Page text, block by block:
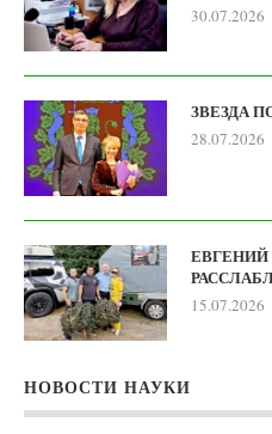
30.07.2026
ЗВЕЗДА
28.07.2026
15.07.2026
НОВОСТИ НАУКИ